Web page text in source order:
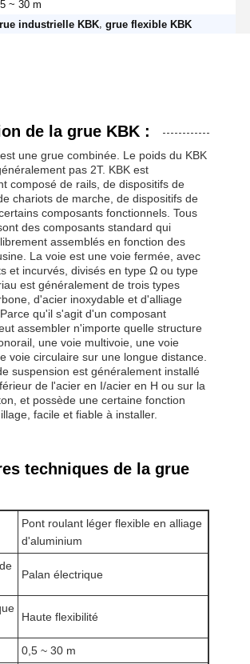
~ 30 m
industrielle KBK ,grue flexible KBK
de la grue KBK :
une grue combinée. Le poids du KBK
pas 2T. KBK est
composé de rails, de dispositifs de
chariots de marche, de dispositifs de
composants fonctionnels. Tous
des composants standard qui
assemblés en fonction des
La voie est une voie fermée, avec
et incurvés, divisés en type Ω ou type
est généralement de trois types
d'acier inoxydable et d'alliage
qu'il s'agit d'un composant
assembler n'importe quelle structure
une voie multivoie, une voie
voie circulaire sur une longue distance.
suspension est généralement installé
de l'acier en I/acier en H ou sur la
et possède une certaine fonction
facile et fiable à installer.
techniques de la grue
Pont roulant léger flexible en alliage
d'aluminium
Palan électrique
Haute flexibilité
0,5 ~ 30 m